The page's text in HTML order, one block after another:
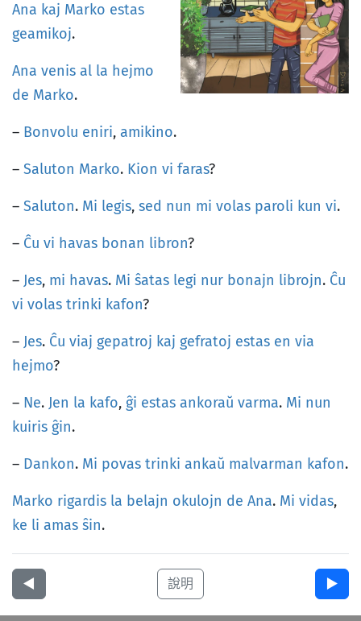
Ana kaj Marko estas
geamikoj.
Ana venis al la hejmo
de Marko.
– Bonvolu eniri, amikino.
– Saluton Marko. Kion vi faras?
– Saluton. Mi legis, sed nun mi volas paroli kun vi.
– Ĉu vi havas bonan libron?
– Jes, mi havas. Mi ŝatas legi nur bonajn librojn. Ĉu
vi volas trinki kafon?
– Jes. Ĉu viaj gepatroj kaj gefratoj estas en via
hejmo?
– Ne. Jen la kafo, ĝi estas ankoraŭ varma. Mi nun
kuiris ĝin.
– Dankon. Mi povas trinki ankaŭ malvarman kafon.
Marko rigardis la belajn okulojn de Ana. Mi vidas,
ke li amas ŝin.
◀︎ 說明 ▶︎